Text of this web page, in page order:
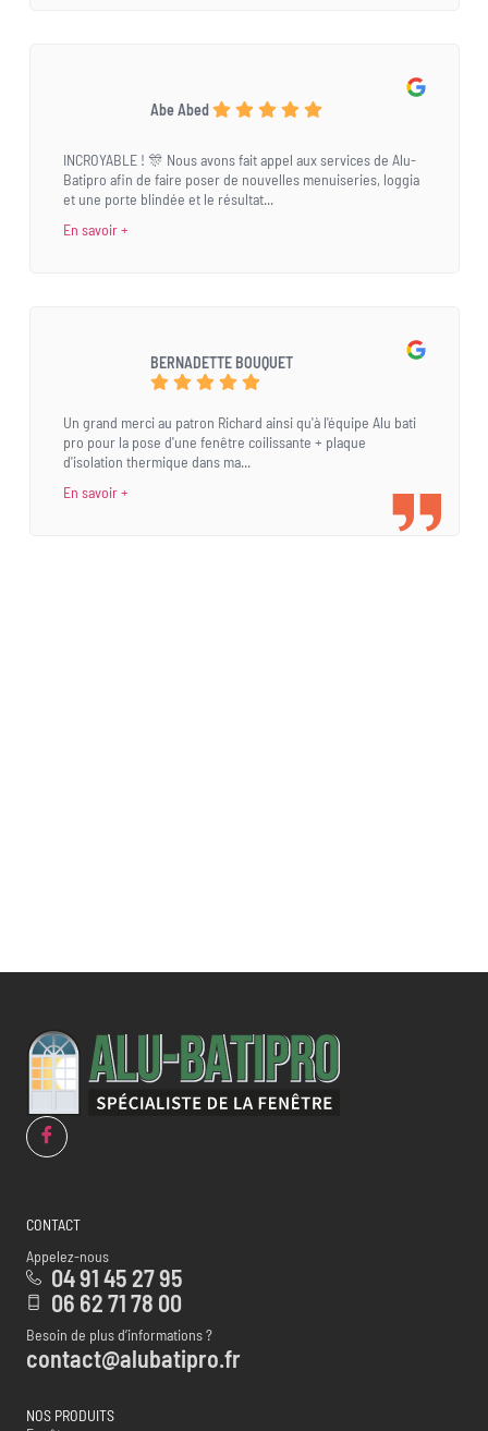
Abe Abed
INCROYABLE ! 🎊 Nous avons fait appel aux services de Alu-
Batipro afin de faire poser de nouvelles menuiseries, loggia
et une porte blindée et le résultat...
En savoir +
BERNADETTE BOUQUET
Un grand merci au patron Richard ainsi qu'à l'équipe Alu bati
pro pour la pose d'une fenêtre coilissante + plaque
d'isolation thermique dans ma...
En savoir +
CONTACT
Appelez-nous
04 91 45 27 95
06 62 71 78 00
Besoin de plus d’informations ?
contact@alubatipro.fr
NOS PRODUITS